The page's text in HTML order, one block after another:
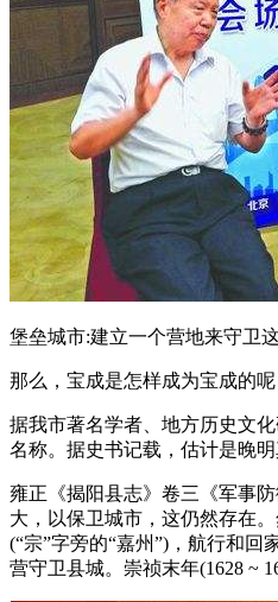
堡垒城市:建立一个营地来守卫
那么，宝成是怎样成为宝成的呢
据我市著名学者、地方历史文
名称。据史书记载，估计是晚明
雍正《揭阳县志》卷三《军事
大，以保卫城市，这仍然存在
(“宗”字旁的“嘉州”)，航行和
营守卫县城。崇祯末年(1628 ~